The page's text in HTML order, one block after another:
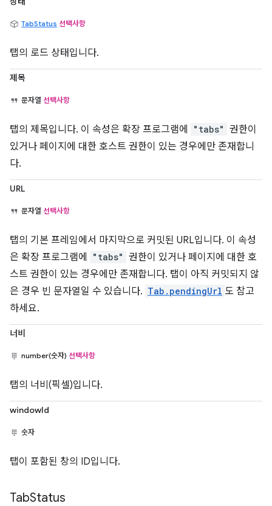
TabStatus 선택사항
탭의 로드 상태입니다.
제목
문자열 선택사항
탭의 제목입니다. 이 속성은 확장 프로그램에 "tabs" 권한이
있거나 페이지에 대한 호스트 권한이 있는 경우에만 존재합니
다.
URL
문자열 선택사항
탭의 기본 프레임에서 마지막으로 커밋된 URL입니다. 이 속성
은 확장 프로그램에
"tabs" 권한이 있거나 페이지에 대한 호
스트 권한이 있는 경우에만 존재합니다. 탭이 아직 커밋되지 않
은 경우 빈 문자열일 수 있습니다. Tab.pendingUrl 도 참고
하세요.
너비
number(숫자) 선택사항
탭의 너비(픽셀)입니다.
windowId
숫자
탭이 포함된 창의 ID입니다.
TabStatus